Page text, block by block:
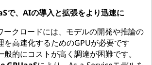
で、AIの導入と拡張をより迅速に
ークロードには、モデルの開発や推論の
を高速化するためのGPUが必要です
的にコストが高く調達が困難です。